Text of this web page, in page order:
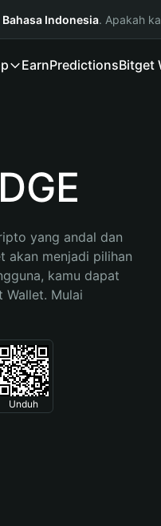
Bahasa Indonesia. Apakah
EarnPredictionsBitget
yang andal dan
akan menjadi pilihan
kamu dapat
Wallet. Mulai
Unduh